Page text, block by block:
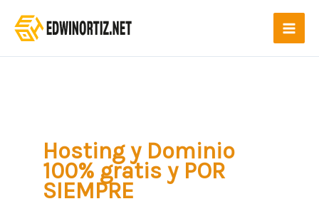
Hosting y Dominio
100% gratis y POR
SIEMPRE